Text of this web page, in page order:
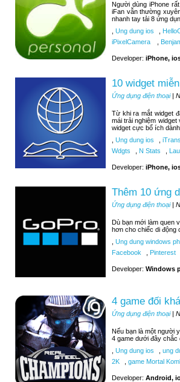
Người dùng iPhone
iFan vẫn thường
nhanh tay tải 8 ứng
Ung dung ios
iPixelCamera
Developer: iPhone,
10 widget
Ứng dụng điện thoại|
Từ khi ra mắt widget
mái trải nghiệm
widget cực bổ ích
Ung dung ios
Wdgts
N Stats
Developer: iPhone,
Thêm 10 ứng
Ứng dụng điện thoại|
Dù bạn mới làm quen
hơn cho chiếc di động
Ung dung windows
Facebook
Pinterest
Developer: Windows
4 game đối
Ứng dụng điện thoại|
Nếu bạn là một người
4 game dưới đây chắc
Ung dung ios ung
2K
game Mortal
Developer: Android,